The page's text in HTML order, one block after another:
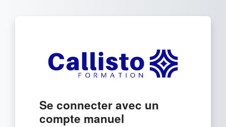
Connexion à Callisto
Se connecter avec un
compte manuel